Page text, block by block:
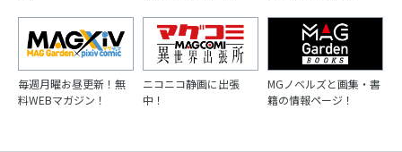
毎週月曜お昼更新！無
料WEBマガジン！
ニコニコ静画に出張
中！
MGノベルズと画集・書
籍の情報ページ！